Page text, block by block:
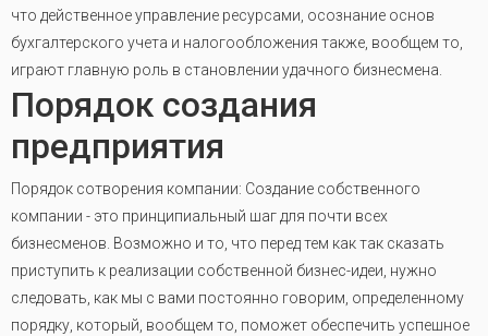
что действенное управление ресурсами, осознание основ
бухгалтерского учета и налогообложения также, вообщем то,
играют главную роль в становлении удачного бизнесмена.
Порядок создания
предприятия
Порядок сотворения компании: Создание собственного
компании - это принципиальный шаг для почти всех
бизнесменов. Возможно и то, что перед тем как так сказать
приступить к реализации собственной бизнес-идеи, нужно
следовать, как мы с вами постоянно говорим, определенному
порядку, который, вообщем то, поможет обеспечить успешное